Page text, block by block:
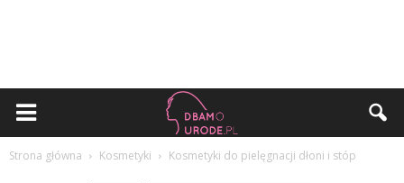
Strona główna Kosmetyki Kosmetyki do pielęgnacji dłoni i stóp